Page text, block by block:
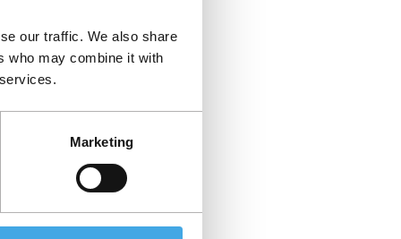
our traffic. We also share
who may combine it with
Marketing